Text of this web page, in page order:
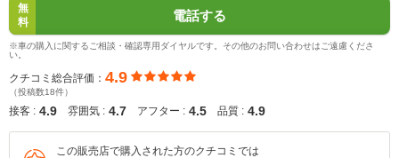
無
料
電話する
※車の購入に関するご相談・確認専用ダイヤルです。その他のお問い合わせはご遠慮くださ
い。
クチコミ総合評価： 4.9
（投稿数18件）
接客 : 4.9 雰囲気 : 4.7 アフター : 4.5 品質 : 4.9
この販売店で購入された方のクチコミでは